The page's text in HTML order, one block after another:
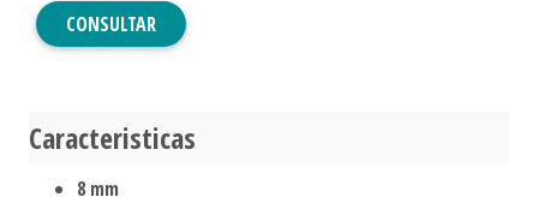
CONSULTAR
Caracteristicas
8 mm